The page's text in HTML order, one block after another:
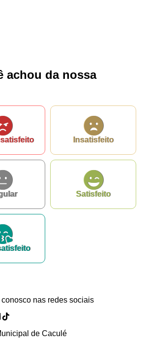
achou da nossa
Insatisfeito
Satisfeito
nas redes sociais
de Caculé